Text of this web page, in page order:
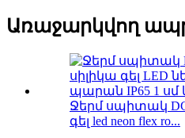
Առաջարկվող
Ջերմ սպիտակ
գել led neon flex ro...